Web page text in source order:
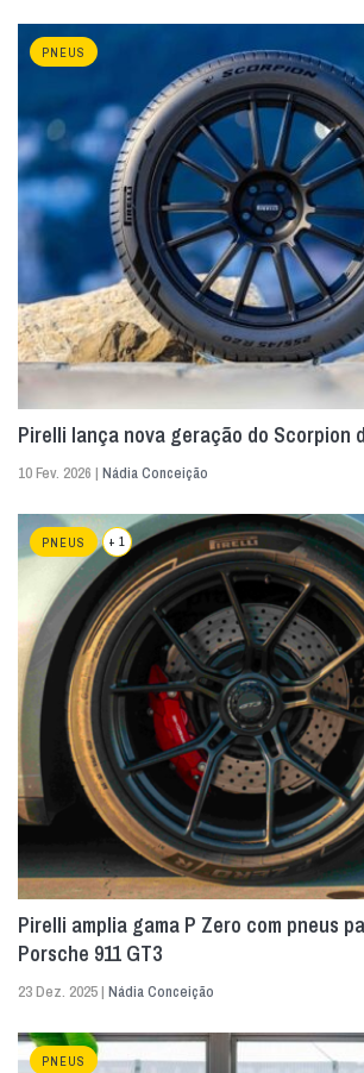
PNEUS
Pirelli lança nova geração do Scorpion
10 Fev. 2026 | Nádia Conceição
PNEUS + 1
Pirelli amplia gama P Zero com pneus
Porsche 911 GT3
23 Dez. 2025 | Nádia Conceição
PNEUS